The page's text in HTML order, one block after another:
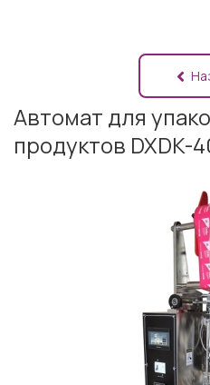
Автомат для
продуктов DXDK-